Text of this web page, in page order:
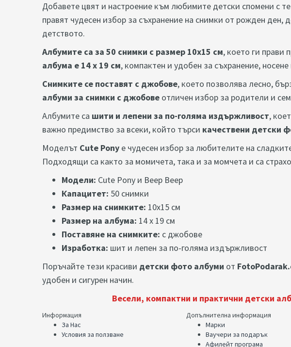
Добавете цвят и настроение към любимите детски спомени с
правят чудесен избор за съхранение на снимки от рожден
детството.
Албумите са за 50 снимки с размер 10x15 см, което ги прави
албума е 14 х 19 см, компактен и удобен за съхранение,
Снимките се поставят с джобове, което позволява лесно,
албуми за снимки с джобове отличен избор за родители и
Албумите са шити и лепени за по-голяма издържливост,
важно предимство за всеки, който търси качествени детски
Моделът Cute Pony е чудесен избор за любителите на
Подходящи са както за момичета, така и за момчета и са
Модели: Cute Pony и Beep Beep
Капацитет: 50 снимки
Размер на снимките: 10x15 см
Размер на албума: 14 х 19 см
Поставяне на снимките: с джобове
Изработка: шит и лепен за по-голяма издържливост
Поръчайте тези красиви детски фото албуми от
удобен и сигурен начин.
Весели, компактни и практични детски
Информация
За Нас
Условия за ползване
Допълнителна информация
Марки
Ваучери за подарък
Афилейт програма